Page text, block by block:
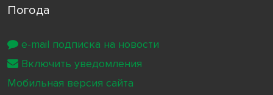
Погода
e-mail подписка на новости
Включить уведомления
Мобильная версия сайта